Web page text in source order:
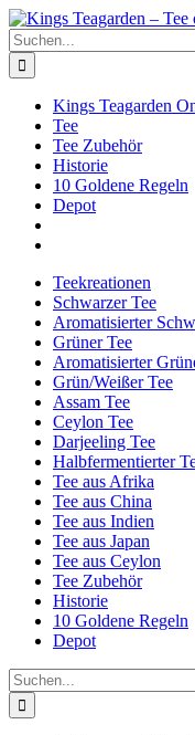
Zum
Inhalt
springen
Facebook
X
Instagram
Pinterest
Suche
nach:
Kings Teagarden
Tee
Tee Zubehör
Historie
10 Goldene Regeln
Depot
Teekreationen
Schwarzer Tee
Aromatisierter
Grüner Tee
Aromatisierter
Grün/Weißer Tee
Assam Tee
Ceylon Tee
Darjeeling Tee
Halbfermentierter
Tee aus Afrika
Tee aus China
Tee aus Indien
Tee aus Japan
Tee aus Ceylon
Tee Zubehör
Historie
10 Goldene Regeln
Depot
Suche
nach: